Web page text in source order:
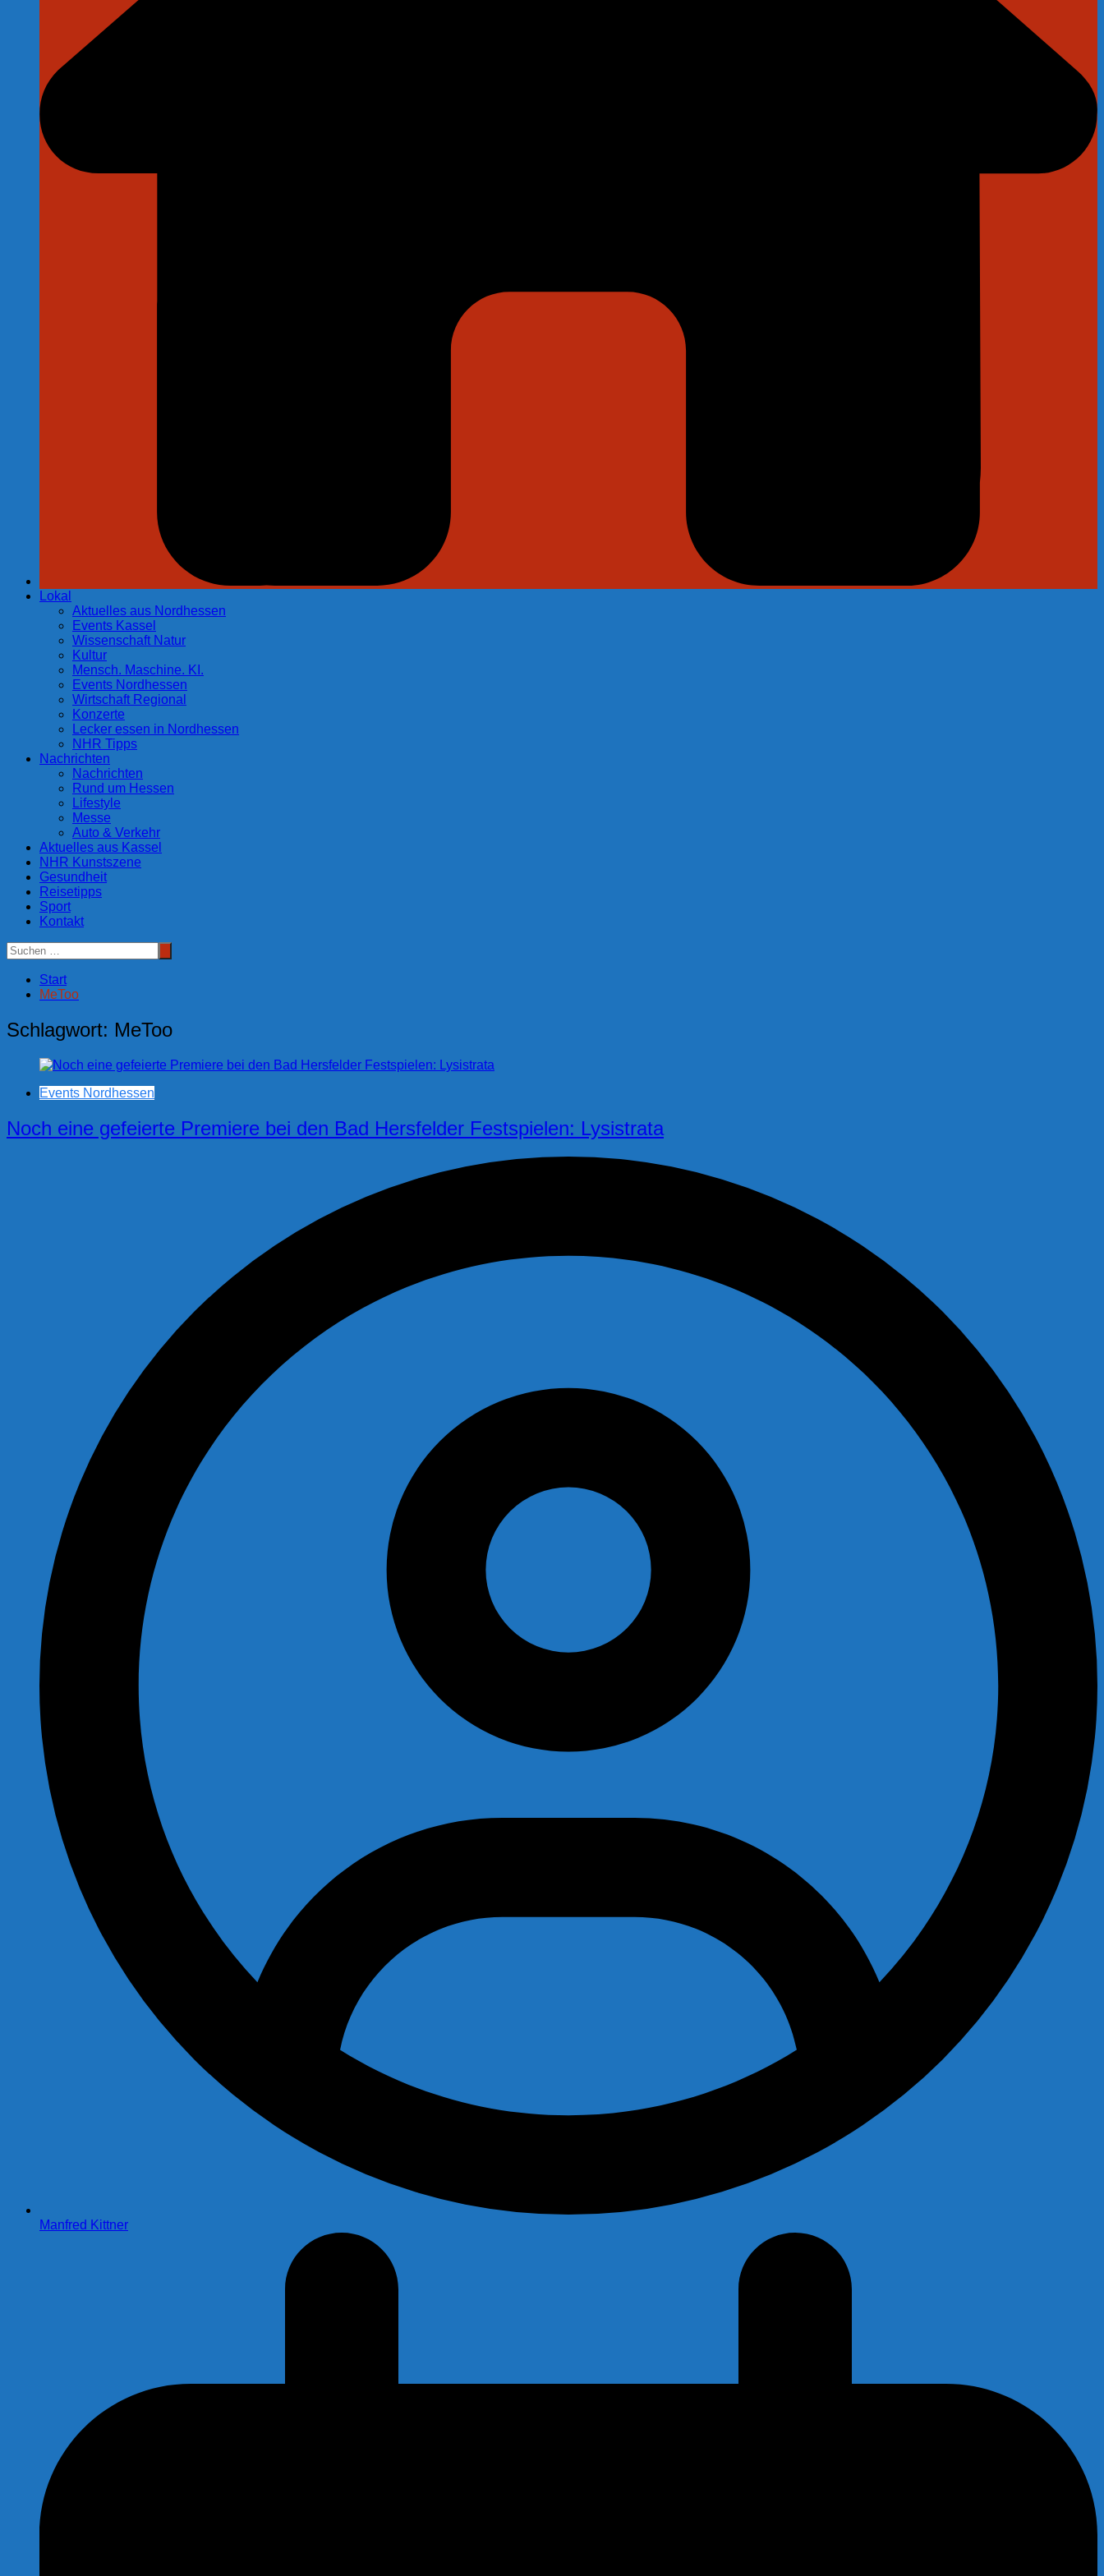
Lokal
Aktuelles aus Nordhessen
Events Kassel
Wissenschaft Natur
Kultur
Mensch. Maschine. KI.
Events Nordhessen
Wirtschaft Regional
Konzerte
Lecker essen in Nordhessen
NHR Tipps
Nachrichten
Nachrichten
Rund um Hessen
Lifestyle
Messe
Auto & Verkehr
Aktuelles aus Kassel
NHR Kunstszene
Gesundheit
Reisetipps
Sport
Kontakt
Start
MeToo
Schlagwort: MeToo
Events Nordhessen
Noch eine gefeierte Premiere bei den Bad Hersfelder Festspielen: Lysistrata
Manfred Kittner